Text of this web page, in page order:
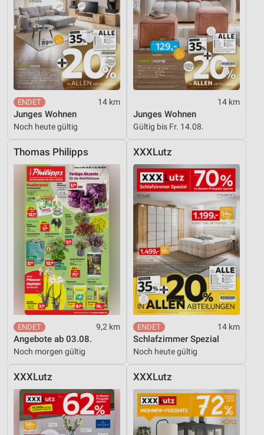
14 km
Junges Wohnen
Noch heute gültig
14 km
Junges Wohnen
Gültig bis Fr. 14.08.
Thomas Philipps
9,2 km
Angebote ab 03.08.
Noch morgen gültig
XXXLutz
14 km
Schlafzimmer Spezial
Noch heute gültig
XXXLutz XXXLutz